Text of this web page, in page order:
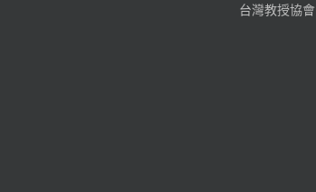
台灣教授協會